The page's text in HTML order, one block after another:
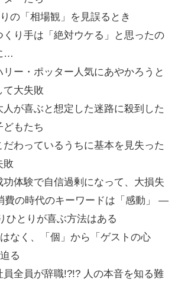
の「相場観」を見誤るとき
くり手は「絶対ウケる」と思ったの
…
リー・ポッター人気にあやかろうと
て大失敗
人が喜ぶと想定した迷路に殺到した
どもたち
だわっているうちに基本を見失った
敗
功体験で自信過剰になって、大損失
費の時代のキーワードは「感動」 ―
ひとりが喜ぶ方法はある
なく、「個」から「ゲストの心
る
員全員が辞職!?!? 人の本音を知る難